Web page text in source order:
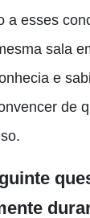
a esses
sala
e
de